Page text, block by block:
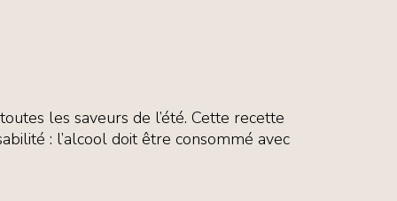
les saveurs de l’été. Cette recette
: l’alcool doit être consommé avec